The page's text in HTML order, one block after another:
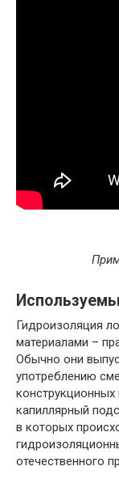
Гидроизоляция
материалами –
Обычно они
употреблению
капиллярный
в которых
отечественного